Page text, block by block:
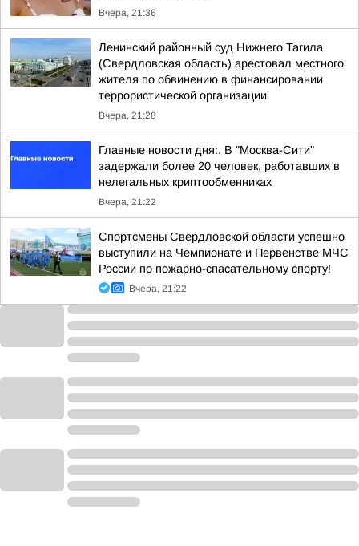
Вчера, 21:36
Ленинский районный суд Нижнего Тагила
(Свердловская область) арестовал местного
жителя по обвинению в финансировании
террористической организации
Вчера, 21:28
Главные новости дня:. В "Москва-Сити"
задержали более 20 человек, работавших в
нелегальных криптообменниках
Вчера, 21:22
Спортсмены Свердловской области успешно
выступили на Чемпионате и Первенстве МЧС
России по пожарно-спасательному спорту!
Вчера, 21:22